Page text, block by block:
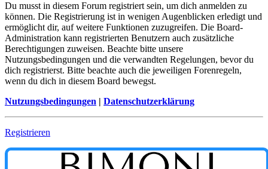
Du musst in diesem Forum registriert sein, um dich anmelden zu
können. Die Registrierung ist in wenigen Augenblicken erledigt und
ermöglicht dir, auf weitere Funktionen zuzugreifen. Die Board-
Administration kann registrierten Benutzern auch zusätzliche
Berechtigungen zuweisen. Beachte bitte unsere
Nutzungsbedingungen und die verwandten Regelungen, bevor du
dich registrierst. Bitte beachte auch die jeweiligen Forenregeln,
wenn du dich in diesem Board bewegst.
Nutzungsbedingungen | Datenschutzerklärung
Registrieren